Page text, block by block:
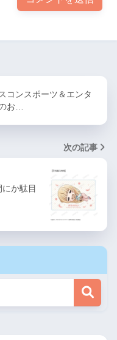
コンスポーツ＆エンタ
お…
次の記事
か駄目